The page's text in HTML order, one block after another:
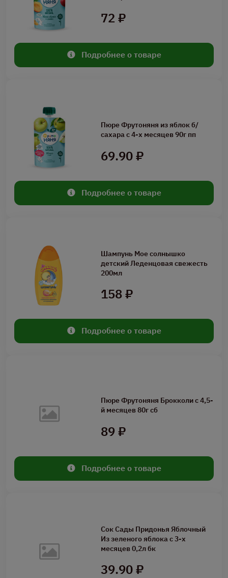
72 ₽
Подробнее о товаре
Пюре Фрутоняня из яблок б/
сахара с 4-х месяцев 90г пп
69.90 ₽
Подробнее о товаре
Шампунь Мое солнышко
детский Леденцовая свежесть
200мл
158 ₽
Подробнее о товаре
Пюре Фрутоняня Брокколи с 4,5-
й месяцев 80г сб
89 ₽
Подробнее о товаре
Сок Сады Придонья Яблочный
Из зеленого яблока с 3-х
месяцев 0,2л бк
39.90 ₽